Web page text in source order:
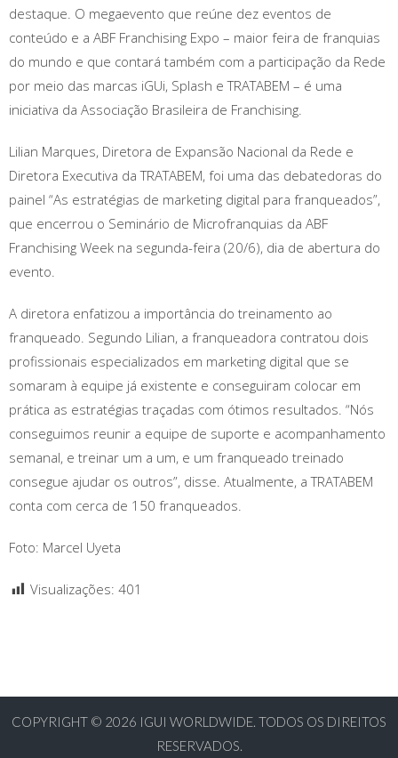
destaque. O megaevento que reúne dez eventos de
conteúdo e a ABF Franchising Expo – maior feira de franquias
do mundo e que contará também com a participação da Rede
por meio das marcas iGUi, Splash e TRATABEM – é uma
iniciativa da Associação Brasileira de Franchising.
Lilian Marques, Diretora de Expansão Nacional da Rede e
Diretora Executiva da TRATABEM, foi uma das debatedoras do
painel “As estratégias de marketing digital para franqueados”,
que encerrou o Seminário de Microfranquias da ABF
Franchising Week na segunda-feira (20/6), dia de abertura do
evento.
A diretora enfatizou a importância do treinamento ao
franqueado. Segundo Lilian, a franqueadora contratou dois
profissionais especializados em marketing digital que se
somaram à equipe já existente e conseguiram colocar em
prática as estratégias traçadas com ótimos resultados. “Nós
conseguimos reunir a equipe de suporte e acompanhamento
semanal, e treinar um a um, e um franqueado treinado
consegue ajudar os outros”, disse. Atualmente, a TRATABEM
conta com cerca de 150 franqueados.
Foto: Marcel Uyeta
Visualizações: 401
COPYRIGHT © 2026 IGUI WORLDWIDE. TODOS OS DIREITOS
RESERVADOS.